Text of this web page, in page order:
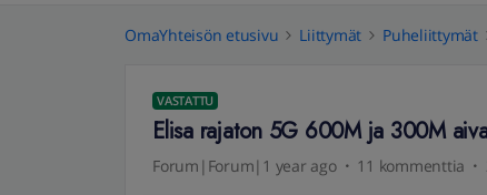
OmaYhteisön etusivu Liittymät Puheliittymät
VASTATTU
Elisa rajaton 5G 600M ja 300M
Forum|Forum|1 year ago 11 kommenttia